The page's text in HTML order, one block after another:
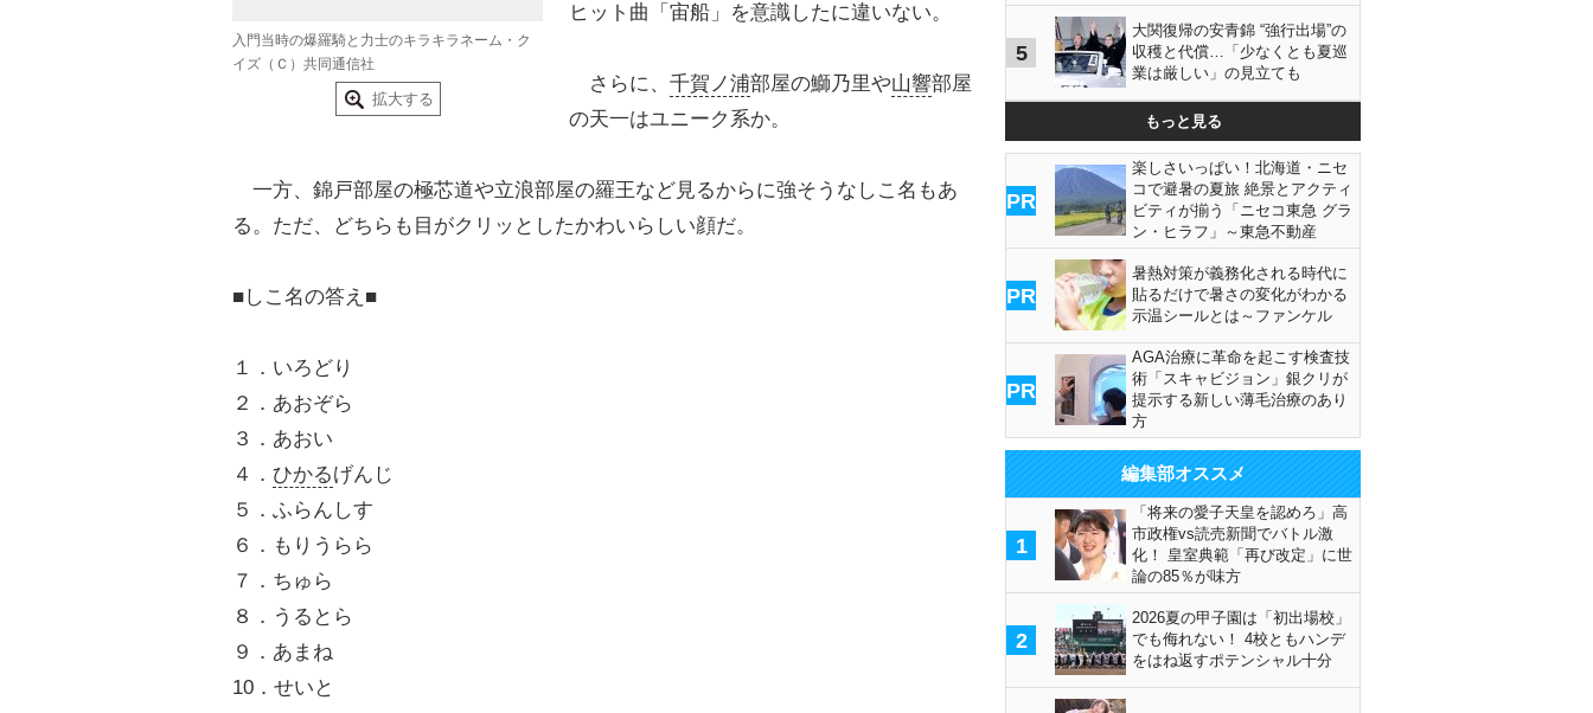
入門当時の爆羅騎と力士のキラキラネーム・ク
イズ（Ｃ）共同通信社
拡大する
ヒット曲「宙船」を意識したに違いない。
さらに、 千賀ノ浦部屋の鰤乃里や山響部屋
の天一はユニーク系か。
一方、錦戸部屋の極芯道や立浪部屋の羅王など見るからに強そうなしこ名もあ
る。ただ、どちらも目がクリッとしたかわいらしい顔だ。
■しこ名の答え■
１．いろどり
２．あおぞら
３．あおい
４． ひかるげんじ
５．ふらんしす
６．もりうらら
７．ちゅら
８．うるとら
９．あまね
10．せいと
5
大関復帰の安青錦 “強行出場”の
収穫と代償…「少なくとも夏巡
業は厳しい」の見立ても
もっと見る
PR
楽しさいっぱい！北海道・ニセ
コで避暑の夏旅 絶景とアクティ
ビティが揃う「ニセコ東急 グラ
ン・ヒラフ」～東急不動産
PR
暑熱対策が義務化される時代に
貼るだけで暑さの変化がわかる
示温シールとは～ファンケル
PR
AGA治療に革命を起こす検査技
術「スキャビジョン」銀クリが
提示する新しい薄毛治療のあり
方
編集部オススメ
1
「将来の愛子天皇を認めろ」高
市政権vs読売新聞でバトル激
化！ 皇室典範「再び改定」に世
論の85％が味方
2
2026夏の甲子園は「初出場校」
でも侮れない！ 4校ともハンデ
をはね返すポテンシャル十分